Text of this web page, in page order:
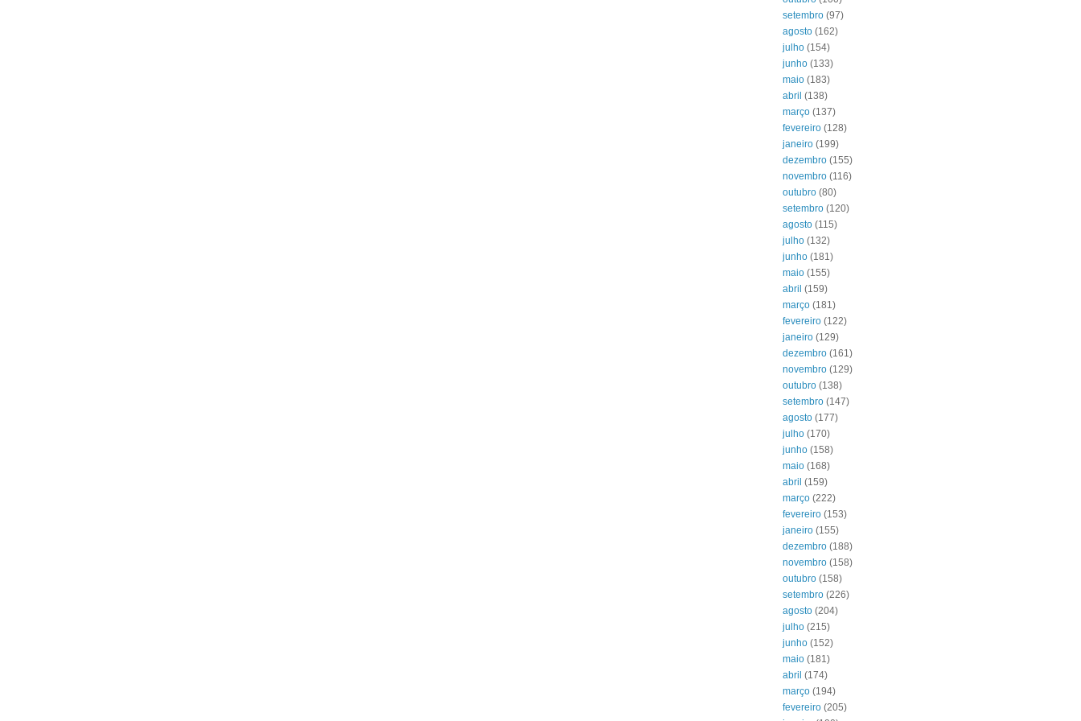
setembro (97)
agosto (162)
julho (154)
junho (133)
maio (183)
abril (138)
março (137)
fevereiro (128)
janeiro (199)
dezembro (155)
novembro (116)
outubro (80)
setembro (120)
agosto (115)
julho (132)
junho (181)
maio (155)
abril (159)
março (181)
fevereiro (122)
janeiro (129)
dezembro (161)
novembro (129)
outubro (138)
setembro (147)
agosto (177)
julho (170)
junho (158)
maio (168)
abril (159)
março (222)
fevereiro (153)
janeiro (155)
dezembro (188)
novembro (158)
outubro (158)
setembro (226)
agosto (204)
julho (215)
junho (152)
maio (181)
abril (174)
março (194)
fevereiro (205)